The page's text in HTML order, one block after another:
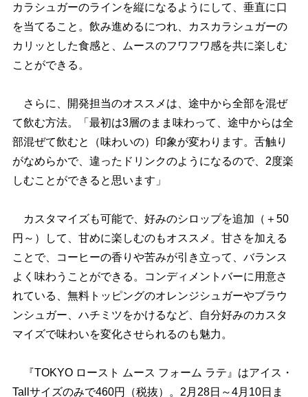
カラシュガーのラインを縦になるようにして、垂直に口
を当てること。飲み進めるにつれ、カスカラシュガーの
カリッとした食感と、ムースのフワフワ感を共に楽しむ
ことができる。
さらに、開発担当のオススメは、途中から全部を混ぜ
て飲む方法。「最初は3層のまま味わって、途中からは全
部混ぜて飲むと（味わいの）印象が変わります。舌触り
がなめらかで、違ったドリンクのようになるので、2度楽
しむことができると思います」
カスタマイズも可能で、好みのシロップを追加（＋50
円～）して、甘めに楽しむのもオススメ。甘さを加える
ことで、コーヒーの香りや苦みが引き立って、バランス
よく味わうことができる。コンディメントバーに用意さ
れている、無料トッピングのオレンジシュガーやブラウ
ンシュガー、ハチミツをかけるなど、自分好みのカスタ
マイズで味わいを変化させられるのも魅力。
『TOKYO ロースト ムース フォーム ラテ』はアイス・
Tallサイズのみで460円（税抜）。2月28日～4月10日ま